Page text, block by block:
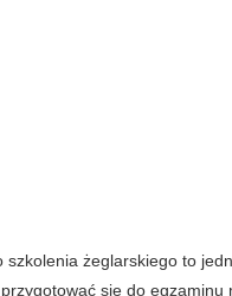
szkolenia żeglarskiego to
się do egzaminu